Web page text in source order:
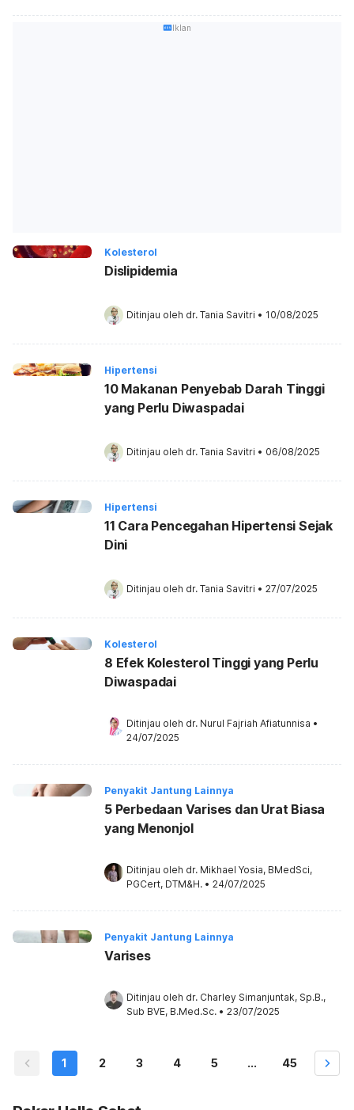
Iklan
Kolesterol
Dislipidemia
Ditinjau oleh dr. Tania Savitri • 10/08/2025
Hipertensi
10 Makanan Penyebab Darah Tinggi
yang Perlu Diwaspadai
Ditinjau oleh dr. Tania Savitri • 06/08/2025
Hipertensi
11 Cara Pencegahan Hipertensi Sejak
Dini
Ditinjau oleh dr. Tania Savitri • 27/07/2025
Kolesterol
8 Efek Kolesterol Tinggi yang Perlu
Diwaspadai
Ditinjau oleh dr. Nurul Fajriah Afiatunnisa •
24/07/2025
Penyakit Jantung Lainnya
5 Perbedaan Varises dan Urat Biasa
yang Menonjol
Ditinjau oleh dr. Mikhael Yosia, BMedSci,
PGCert, DTM&H. • 24/07/2025
Penyakit Jantung Lainnya
Varises
Ditinjau oleh dr. Charley Simanjuntak, Sp.B.,
Sub BVE, B.Med.Sc. • 23/07/2025
1 2 3 4 5 ... 45